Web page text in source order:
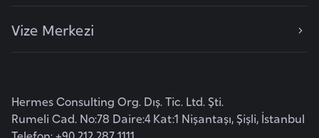
Vize Merkezi
Hermes Consulting Org. Dış. Tic. Ltd. Şti.
Rumeli Cad. No:78 Daire:4 Kat:1 Nişantaşı, Şişli, İstanbul
a
C